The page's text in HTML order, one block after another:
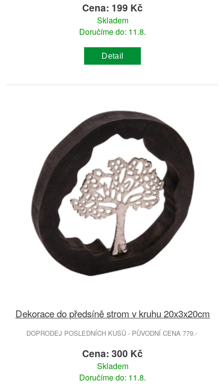
Cena: 199 Kč
Skladem
Doručíme do: 11.8.
Detail
Dekorace do předsíně strom v kruhu 20x3x20cm
DOPRODEJ POSLEDNÍCH KUSŮ - PŮVODNÍ CENA 779.-
Cena: 300 Kč
Skladem
Doručíme do: 11.8.